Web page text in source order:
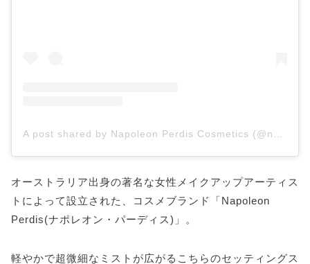
A post shared by Napoleon Perdis Cosmetics (@napoleonperdis)
オーストラリア出身の著名な女性メイクアップアーティス
トによって設立された、コスメブランド「Napoleon
Perdis(ナポレオン・パーディス)」。
軽やかで超微細なミストが広がるこちらのセッティングス